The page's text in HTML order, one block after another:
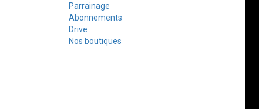
Parrainage
Abonnements
Drive
Nos boutiques